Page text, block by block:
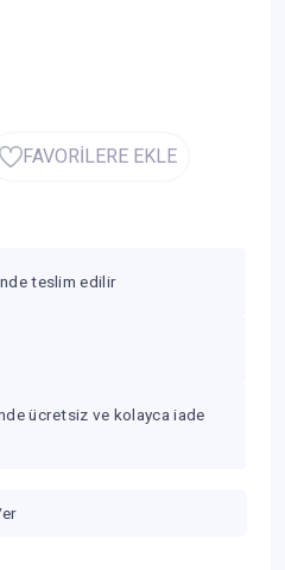
FAVORİLERE EKLE
teslim edilir
ücretsiz ve kolayca iade